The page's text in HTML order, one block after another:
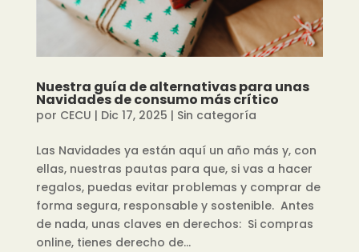
Nuestra guía de alternativas para unas
Navidades de consumo más crítico
por CECU | Dic 17, 2025 | Sin categoría
Las Navidades ya están aquí un año más y, con
ellas, nuestras pautas para que, si vas a hacer
regalos, puedas evitar problemas y comprar de
forma segura, responsable y sostenible. Antes
de nada, unas claves en derechos: Si compras
online, tienes derecho de...